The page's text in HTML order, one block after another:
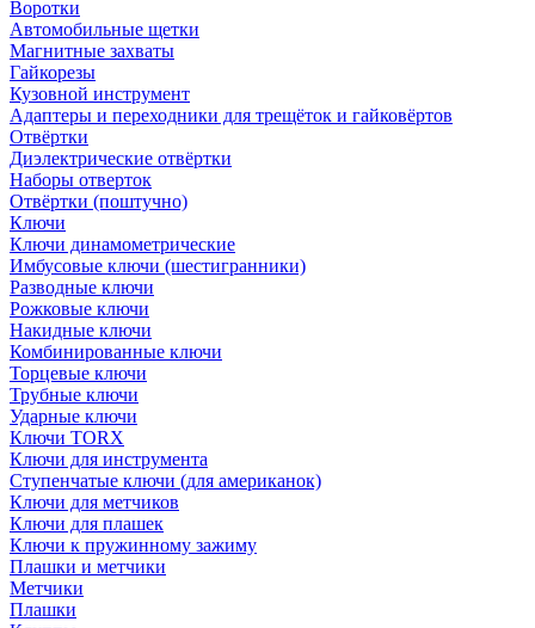
Воротки
Автомобильные щетки
Магнитные захваты
Гайкорезы
Кузовной инструмент
Адаптеры и переходники для трещёток и гайковёртов
Отвёртки
Диэлектрические отвёртки
Наборы отверток
Отвёртки (поштучно)
Ключи
Ключи динамометрические
Имбусовые ключи (шестигранники)
Разводные ключи
Рожковые ключи
Накидные ключи
Комбинированные ключи
Торцевые ключи
Трубные ключи
Ударные ключи
Ключи TORX
Ключи для инструмента
Ступенчатые ключи (для американок)
Ключи для метчиков
Ключи для плашек
Ключи к пружинному зажиму
Плашки и метчики
Метчики
Плашки